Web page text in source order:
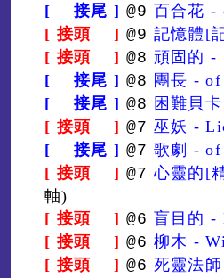
[ 接尾 ] @9 百合花
[ 接頭 ] @9 記憶體[
[ 接頭 ] @8 頑固的 -
[ 接尾 ] @8 團長 -
[ 接尾 ] @8 困難貝
[ 接頭 ] @7 巫妖 -
[ 接尾 ] @7 歌劇 - of
[ 接頭 ] @7 心靈的[
軸)
[ 接頭 ] @6 盲目的 -
[ 接頭 ] @6 柳木 -
[ 接頭 ] @6 死靈法